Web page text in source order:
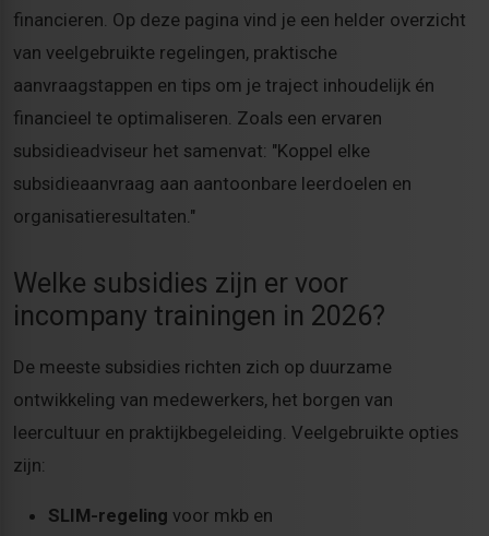
financieren. Op deze pagina vind je een helder overzicht
van veelgebruikte regelingen, praktische
aanvraagstappen en tips om je traject inhoudelijk én
financieel te optimaliseren. Zoals een ervaren
subsidieadviseur het samenvat: "Koppel elke
subsidieaanvraag aan aantoonbare leerdoelen en
organisatieresultaten."
Welke subsidies zijn er voor
incompany trainingen in 2026?
De meeste subsidies richten zich op duurzame
ontwikkeling van medewerkers, het borgen van
leercultuur en praktijkbegeleiding. Veelgebruikte opties
zijn:
SLIM-regeling voor mkb en